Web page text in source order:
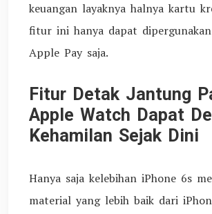
keuangan layaknya halnya kartu
fitur ini hanya dapat
Apple Pay saja.
Fitur Detak Jantung
Apple Watch Dapat
Kehamilan Sejak Dini
Hanya saja kelebihan iPhone 6s
material yang lebih baik dari